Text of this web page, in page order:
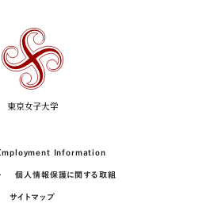
東
Information
個人情報保護に関する取組
サイトマップ